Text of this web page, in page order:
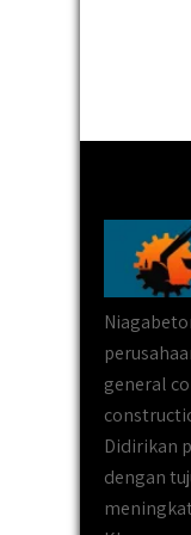
general
Didirikan
dengan